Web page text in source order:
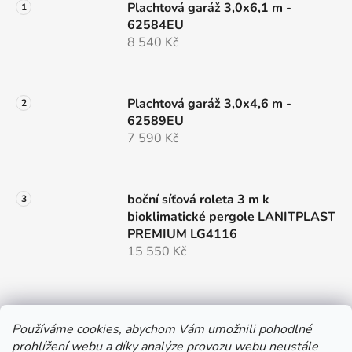
Používáme cookies, abychom Vám umožnili pohodlné
prohlížení webu a díky analýze provozu webu neustále
Plachtová garáž 3,0x6,1 m -
62584EU
8 540 Kč
Plachtová garáž 3,0x4,6 m -
62589EU
7 590 Kč
boční síťová roleta 3 m k
bioklimatické pergole LANITPLAST
PREMIUM LG4116
15 550 Kč